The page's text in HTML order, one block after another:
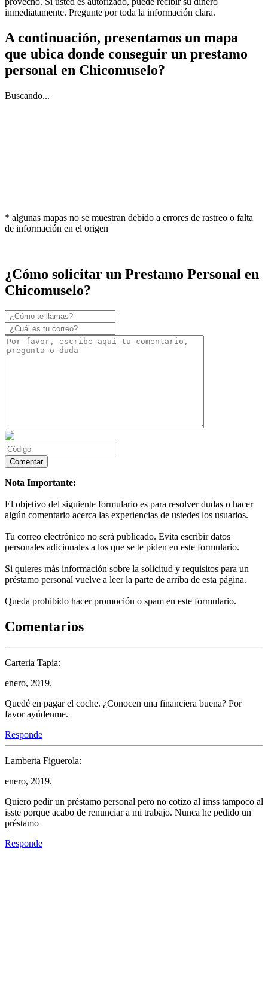
inmediatamente. Pregunte por toda la información clara.
A continuación, presentamos un mapa
que ubica donde conseguir un prestamo
personal en Chicomuselo?
Buscando...
* algunas mapas no se muestran debido a errores de rastreo o falta
de información en el origen
¿Cómo solicitar un Prestamo Personal en
Chicomuselo?
Nota Importante:
El objetivo del siguiente formulario es para resolver dudas o hacer
algún comentario acerca las experiencias de ustedes los usuarios.
Tu correo electrónico no será publicado. Evita escribir datos
personales adicionales a los que se te piden en este formulario.
Si quieres más información sobre la solicitud y requisitos para un
préstamo personal vuelve a leer la parte de arriba de esta página.
Queda prohibido hacer promoción o spam en este formulario.
Comentarios
Carteria Tapia:
enero, 2019.
Quedé en pagar el coche. ¿Conocen una financiera buena? Por
favor ayúdenme.
Responde
Lamberta Figuerola:
enero, 2019.
Quiero pedir un préstamo personal pero no cotizo al imss tampoco al
isste porque acabo de renunciar a mi trabajo. Nunca he pedido un
préstamo
Responde